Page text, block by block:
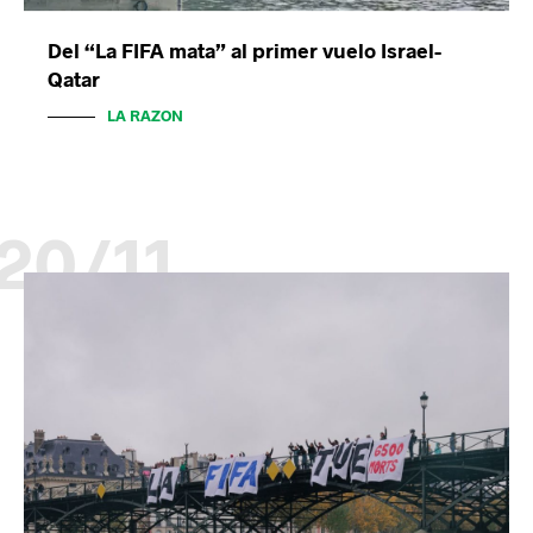
Del “La FIFA mata” al primer vuelo Israel-
Qatar
LA RAZON
11